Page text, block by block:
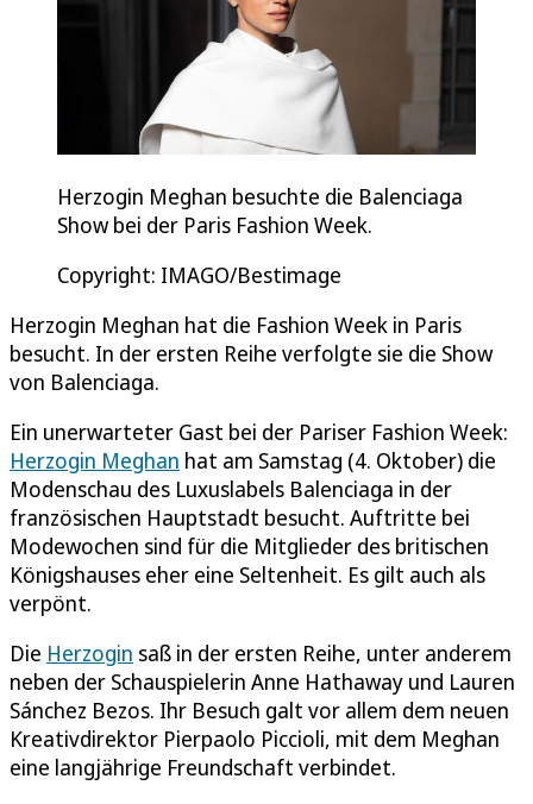
Herzogin Meghan besuchte die Balenciaga
Show bei der Paris Fashion Week.
Copyright: IMAGO/Bestimage
Herzogin Meghan hat die Fashion Week in Paris
besucht. In der ersten Reihe verfolgte sie die Show
von Balenciaga.
Ein unerwarteter Gast bei der Pariser Fashion Week:
Herzogin Meghan hat am Samstag (4. Oktober) die
Modenschau des Luxuslabels Balenciaga in der
französischen Hauptstadt besucht. Auftritte bei
Modewochen sind für die Mitglieder des britischen
Königshauses eher eine Seltenheit. Es gilt auch als
verpönt.
Die Herzogin saß in der ersten Reihe, unter anderem
neben der Schauspielerin Anne Hathaway und Lauren
Sánchez Bezos. Ihr Besuch galt vor allem dem neuen
Kreativdirektor Pierpaolo Piccioli, mit dem Meghan
eine langjährige Freundschaft verbindet.